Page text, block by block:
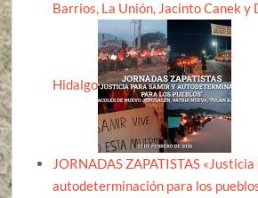
Barrios, La Unión, Jacinto Canek y
Hidalgo
JORNADAS ZAPATISTAS
autodeterminación para los